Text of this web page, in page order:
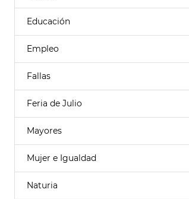
Educación
Empleo
Fallas
Feria de Julio
Mayores
Mujer e Igualdad
Naturia